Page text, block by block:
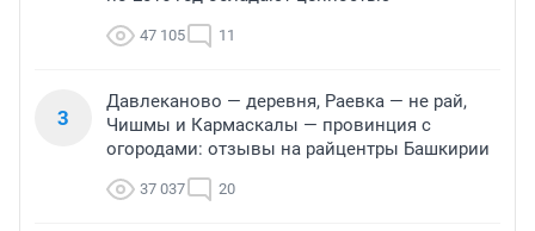
47 105 11
3
Давлеканово — деревня, Раевка — не рай,
Чишмы и Кармаскалы — провинция с
огородами: отзывы на райцентры Башкирии
37 037 20